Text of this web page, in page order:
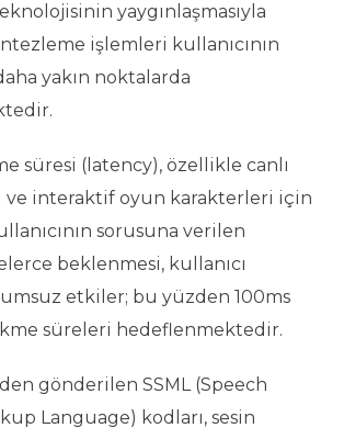
yaygınlaşmasıyla
işlemleri kullanıcının
yakın noktalarda
süresi (latency), özellikle canlı
ve interaktif oyun karakterleri için
sorusuna verilen
beklenmesi, kullanıcı
etkiler; bu yüzden 100ms
süreleri hedeflenmektedir.
gönderilen SSML (Speech
Language) kodları, sesin